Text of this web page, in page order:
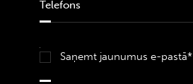
Saņemt jaunumus e-pastā*